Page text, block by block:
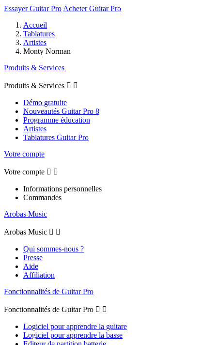
Essayer Guitar Pro Acheter Guitar Pro
Accueil
Tablatures
Artistes
Monty Norman
Produits & Services
Produits & Services  
Démo gratuite
Nouveautés Guitar Pro 8
Programme éducation
Artistes
Tablatures Guitar Pro
Votre compte
Votre compte  
Informations personnelles
Commandes
Arobas Music
Arobas Music  
Qui sommes-nous ?
Presse
Aide
Affiliation
Fonctionnalités de Guitar Pro
Fonctionnalités de Guitar Pro  
Logiciel pour apprendre la guitare
Logiciel pour apprendre la basse